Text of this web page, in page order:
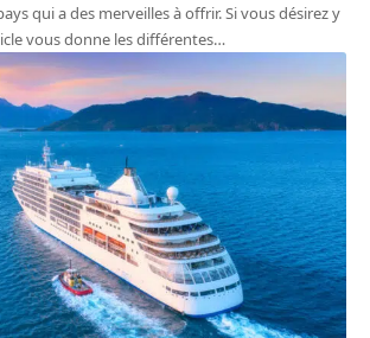
qui a des merveilles à offrir. Si vous désirez y
vous donne les différentes…